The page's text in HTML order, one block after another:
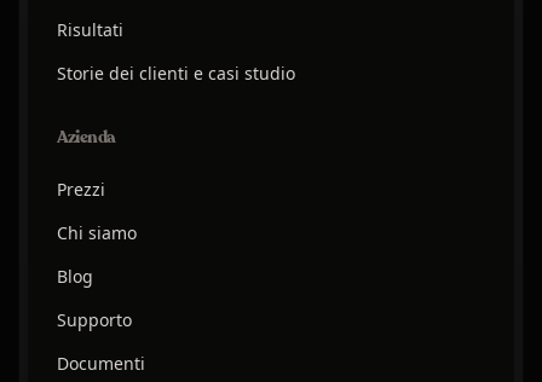
Risultati
Storie dei clienti e casi studio
Azienda
Prezzi
Chi siamo
Blog
Supporto
Documenti